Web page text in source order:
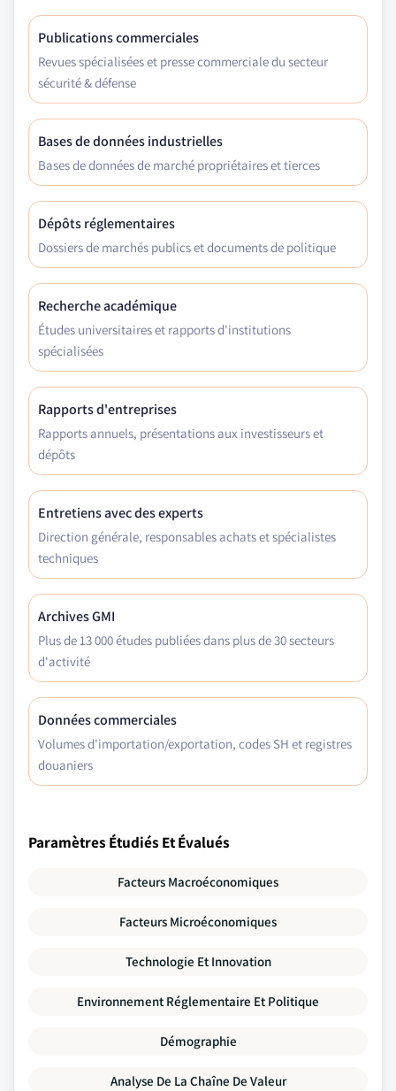
Publications commerciales
Revues spécialisées et presse commerciale du secteur
sécurité & défense
Bases de données industrielles
Bases de données de marché propriétaires et tierces
Dépôts réglementaires
Dossiers de marchés publics et documents de politique
Recherche académique
Études universitaires et rapports d'institutions
spécialisées
Rapports d'entreprises
Rapports annuels, présentations aux investisseurs et
dépôts
Entretiens avec des experts
Direction générale, responsables achats et spécialistes
techniques
Archives GMI
Plus de 13 000 études publiées dans plus de 30 secteurs
d'activité
Données commerciales
Volumes d'importation/exportation, codes SH et registres
douaniers
Paramètres Étudiés Et Évalués
Facteurs Macroéconomiques
Facteurs Microéconomiques
Technologie Et Innovation
Environnement Réglementaire Et Politique
Démographie
Analyse De La Chaîne De Valeur